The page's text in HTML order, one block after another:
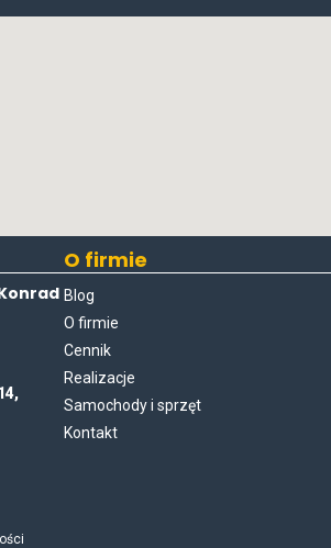
O firmie
Blog
O firmie
Cennik
Realizacje
Samochody i sprzęt
Kontakt